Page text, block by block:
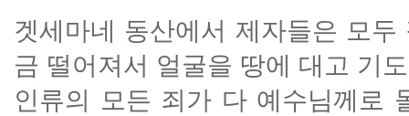
겟세마네 동산에서 제자들은 모
금 떨어져서 얼굴을 땅에 대고 기
인류의 모든 죄가 다 예수님께로